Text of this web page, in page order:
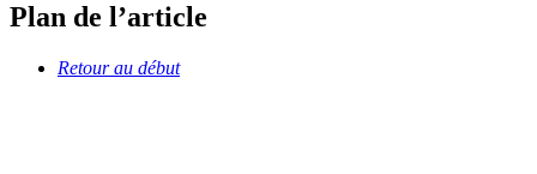
Plan de l’article
Retour au début